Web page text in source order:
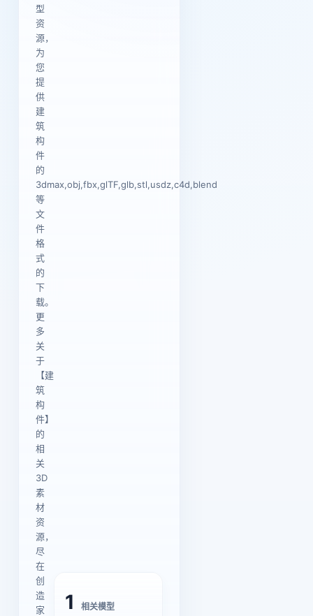
型
资
源，
为
您
提
供
建
筑
构
件
的
3dmax,obj,fbx,glTF,glb,stl,usdz,c4d,blend
等
文
件
格
式
的
下
载。
更
多
关
于
【建
筑
构
件】
的
相
关
3D
素
材
资
源，
尽
在
创
造
家
1 相关模型